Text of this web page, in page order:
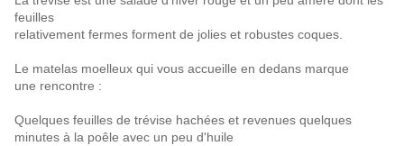
feuilles
relativement fermes forment de jolies et robustes coques.
Le matelas moelleux qui vous accueille en dedans marque
une rencontre :
Quelques feuilles de trévise hachées et revenues quelques
minutes à la poêle avec un peu d'huile